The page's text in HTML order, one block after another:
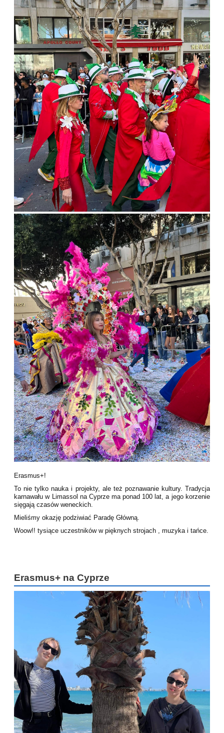
Erasmus+!
To nie tylko nauka i projekty, ale też poznawanie kultury. Tradycja
karnawału w Limassol na Cyprze ma ponad 100 lat, a jego korzenie
sięgają czasów weneckich.
Mieliśmy okazję podziwiać Paradę Główną.
Woow!!tysiące uczestników w pięknych strojach , muzykai tańce.
Erasmus+ na Cyprze